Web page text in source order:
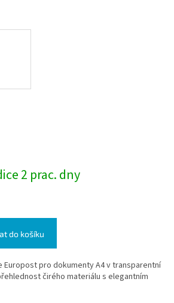
2 prac. dny
do košíku
Europost pro dokumenty A4 v transparentní
čirého materiálu s elegantním